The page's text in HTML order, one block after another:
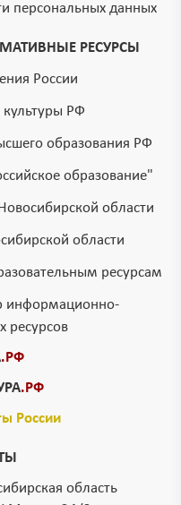
персональных данных
РЕСУРСЫ
России
РФ
образования РФ
образование"
области
области
ресурсам
информационно-
ресурсов
.РФ
.РФ
России
область